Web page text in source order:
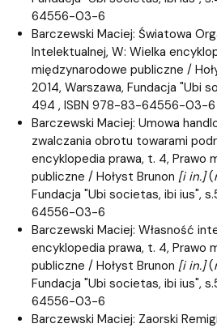
64556-03-6
Barczewski Maciej: Światowa
Intelektualnej, W: Wielka
międzynarodowe publiczne /
2014, Warszawa, Fundacja "Ubi
494 , ISBN 978-83-64556-03-6
Barczewski Maciej: Umowa
zwalczania obrotu towarami
encyklopedia prawa, t. 4, Prawo
publiczne / Hołyst Brunon [i in.](
Fundacja "Ubi societas, ibi ius",
64556-03-6
Barczewski Maciej: Własność
encyklopedia prawa, t. 4, Prawo
publiczne / Hołyst Brunon [i in.](
Fundacja "Ubi societas, ibi ius",
64556-03-6
Barczewski Maciej: Zaorski